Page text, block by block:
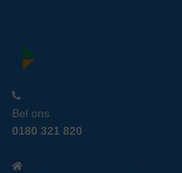
Bel ons
0180 321 820